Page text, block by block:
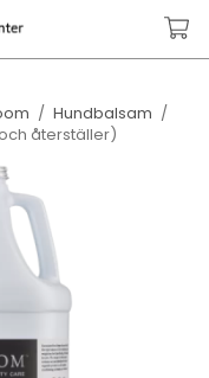
/ Hundbalsam /
återställer)